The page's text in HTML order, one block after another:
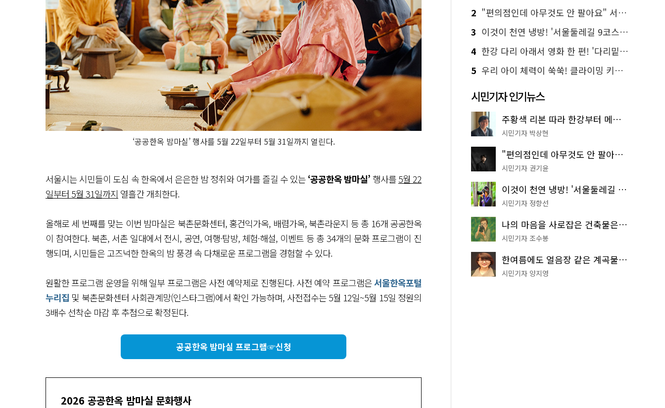
‘공공한옥 밤마실’ 행사를 5월 22일부터 5월 31일까지 열린다.
서울시는 시민들이 도심 속 한옥에서 은은한 밤 정취와 여가를 즐길 수 있는‘공공한옥 밤마실’ 행사를5월 22
일부터 5월 31일까지 열흘간 개최한다.
올해로 세 번째를 맞는 이번 밤마실은 북촌문화센터, 홍건익가옥, 배렴가옥, 북촌라운지 등 총 16개 공공한옥
이 참여한다. 북촌, 서촌 일대에서 전시, 공연, 여행·탐방, 체험·해설, 이벤트 등 총 34개의 문화 프로그램이 진
행되며, 시민들은 고즈넉한 한옥의 밤 풍경 속 다채로운 프로그램을 경험할 수 있다.
원활한 프로그램 운영을 위해 일부 프로그램은 사전 예약제로 진행된다. 사전 예약 프로그램은서울한옥포털
누리집 및 북촌문화센터 사회관계망(인스타그램)에서 확인 가능하며, 사전접수는 5월 12일~5월 15일 정원의
3배수 선착순 마감 후 추첨으로 확정된다.
공공한옥 밤마실 프로그램☞신청
2026 공공한옥 밤마실 문화행사
2 "편의점인데 아무것도 안 팔아요" 서울에서 가장 특별한 편의점의 정체
3 이것이 천연 냉방! '서울둘레길 9코스'로 숲속 피서 떠나볼까
4 한강 다리 아래서 영화 한 편! '다리밑 영화관' 무료 상영
5 우리 아이 체력이 쑥쑥! 클라이밍 키즈카페·어린이 체력장
시민기자 인기뉴스
주황색 리본 따라 한강부터 메타세쿼이아 숲길까지…서울둘레길 15코스
시민기자 박상현
"편의점인데 아무것도 안 팔아요" 서울에서 가장 특별한 편의점의 정체
시민기자 권기윤
이것이 천연 냉방! '서울둘레길 9코스'로 숲속 피서 떠나볼까
시민기자 정향선
나의 마음을 사로잡은 건축물은? '서울시 건축상' 수상작 공개!
시민기자 조수봉
한여름에도 얼음장 같은 계곡물! 서울 '진관사 계곡'이 천국이네~
시민기자 양지영